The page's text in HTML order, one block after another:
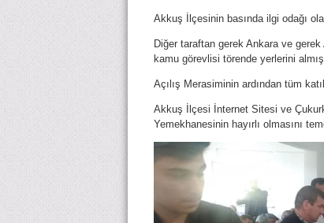
Akkuş İlçesinin basında ilgi odağı
Diğer taraftan gerek Ankara ve
kamu görevlisi törende yerlerini
Açılış Merasiminin ardından tüm
Akkuş İlçesi İnternet Sitesi ve
Yemekhanesinin hayırlı olmasını